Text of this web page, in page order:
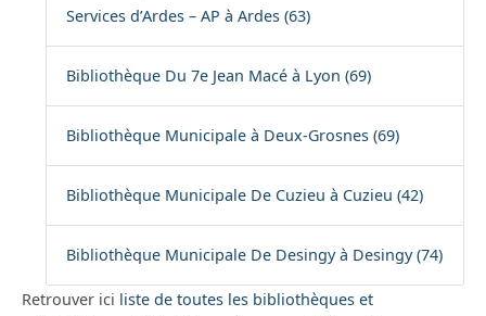
Services d’Ardes – AP à Ardes (63)
Bibliothèque Du 7e Jean Macé à Lyon (69)
Bibliothèque Municipale à Deux-Grosnes (69)
Bibliothèque Municipale De Cuzieu à Cuzieu (42)
Bibliothèque Municipale De Desingy à Desingy (74)
Retrouver ici liste de toutes les bibliothèques et